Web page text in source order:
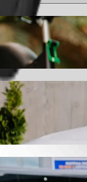
самокати
до
Bolt, якщо
транспортний
від